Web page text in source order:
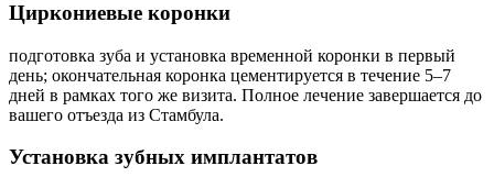
Циркониевые коронки
подготовка зуба и установка временной коронки в первый
день; окончательная коронка цементируется в течение 5–7
дней в рамках того же визита. Полное лечение завершается до
вашего отъезда из Стамбула.
Установка зубных имплантатов